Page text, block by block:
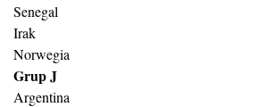
Senegal
Irak
Norwegia
Grup J
Argentina